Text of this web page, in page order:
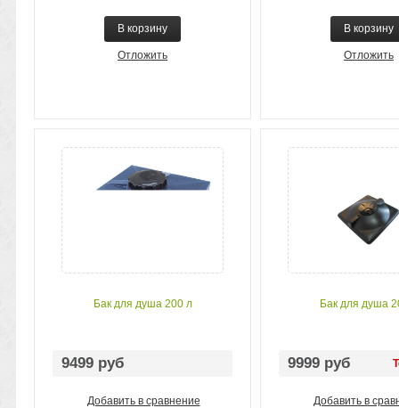
В корзину
Отложить
В корзину
Отложить
Бак для душа 200 л
9499 руб
Добавить в сравнение
Бак для душа
9999 руб
Добавить в